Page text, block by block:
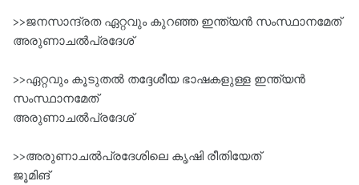
>>ജനസാന്ദ്രത ഏറ്റവും കുറഞ്ഞ ഇന്ത്യൻ സംസ്ഥാനമേത്
അരുണാചൽപ്രദേശ്‌
>>ഏറ്റവും കൂടുതൽ തദ്ദേശീയ ഭാഷകളുള്ള ഇന്ത്യൻ
സംസ്ഥാനമേത്
അരുണാചൽപ്രദേശ്‌
>>അരുണാചൽപ്രദേശിലെ കൃഷി രീതിയേത്
ജൂമിങ്‌